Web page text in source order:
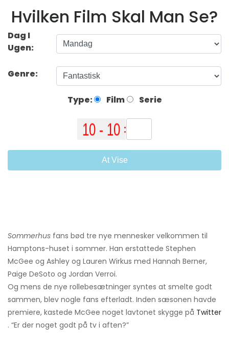
Hvilken Film Skal Man Se?
Dag I
Ugen:
Genre:
Type: Film Serie
At Vise
Sommerhus fans bød tre nye mennesker velkommen til
Hamptons-huset i sommer. Han erstattede Stephen
McGee og Ashley og Lauren Wirkus med Hannah Berner,
Paige DeSoto og Jordan Verroi.
Og mens de nye rollebesætninger syntes at smelte godt
sammen, blev nogle fans efterladt. Inden sæsonen havde
premiere, kastede McGee noget lavtonet skygge på Twitter
. “Er der noget godt på tv i aften?”